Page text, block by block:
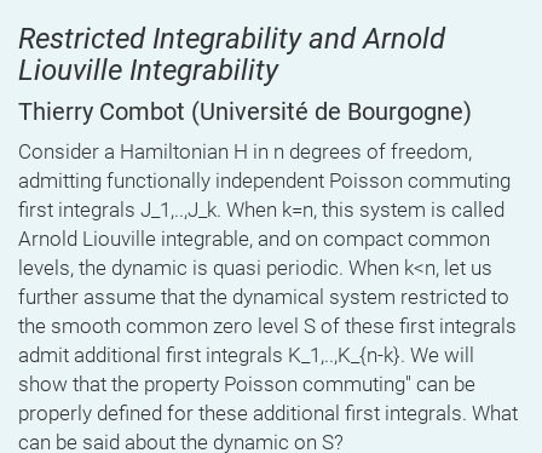
Restricted Integrability and Arnold
Liouville Integrability
Thierry Combot (Université de Bourgogne)
Consider a Hamiltonian H in n degrees of freedom,
admitting functionally independent Poisson commuting
first integrals J_1,..,J_k. When k=n, this system is called
Arnold Liouville integrable, and on compact common
levels, the dynamic is quasi periodic. When k<n, let us
further assume that the dynamical system restricted to
the smooth common zero level S of these first integrals
admit additional first integrals K_1,..,K_{n-k}. We will
show that the property Poisson commuting'' can be
properly defined for these additional first integrals. What
can be said about the dynamic on S?